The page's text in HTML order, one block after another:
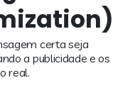
certa seja
a publicidade e os
real.